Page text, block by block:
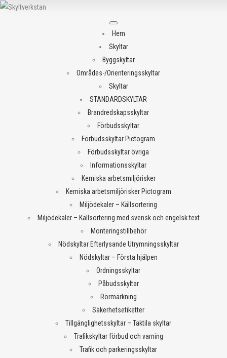
Meny
Hem
Skyltar
Byggskyltar
Områdes-/Orienteringsskyltar
Skyltar
STANDARDSKYLTAR
Brandredskapsskyltar
Förbudsskyltar
Förbudsskyltar Pictogram
Förbudsskyltar övriga
Informationsskyltar
Kemiska arbetsmiljörisker
Kemiska arbetsmiljörisker Pictogram
Miljödekaler – Källsortering
Miljödekaler – Källsortering med svensk och engelsk text
Monteringstillbehör
Nödskyltar Efterlysande Utrymningsskyltar
Nödskyltar – Första hjälpen
Ordningsskyltar
Påbudsskyltar
Rörmärkning
Säkerhetsetiketter
Tillgänglighetsskyltar – Taktila skyltar
Trafikskyltar förbud och varning
Trafik och parkeringsskyltar